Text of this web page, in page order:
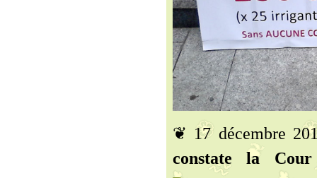
❦ 17 décembre
constate la Cour